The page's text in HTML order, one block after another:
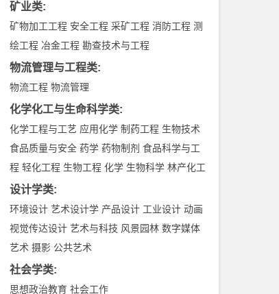
矿业类:
矿物加工工程 安全工程 采矿工程 消防工程 测
绘工程 冶金工程 勘查技术与工程
物流管理与工程类:
物流工程 物流管理
化学化工与生命科学类:
化学工程与工艺 应用化学 制药工程 生物技术
食品质量与安全 药学 药物制剂 食品科学与工
程 轻化工程 生物工程 化学 生物科学 林产化工
设计学类:
环境设计 艺术设计学 产品设计 工业设计 动画
视觉传达设计 艺术与科技 风景园林 数字媒体
艺术 摄影 公共艺术
社会学类:
思想政治教育 社会工作